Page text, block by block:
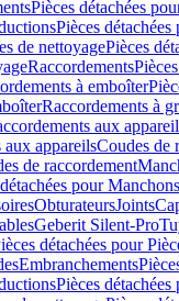
Pièces détachées
Pièces détachées
de nettoyagePièces
Raccordements
à emboîter
Raccordements à
aux
aux appareilsCoudes de
de raccordement
pour
ObturateursJoints
Geberit Silent-Pro
détachées pour
Embranchements
Pièces détachées